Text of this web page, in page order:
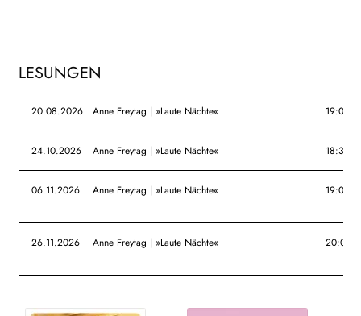
LESUNGEN
20.08.2026 Anne Freytag | »Laute Nächte« 19:00
24.10.2026 Anne Freytag | »Laute Nächte« 18:30
06.11.2026 Anne Freytag | »Laute Nächte« 19:00
26.11.2026 Anne Freytag | »Laute Nächte« 20:00